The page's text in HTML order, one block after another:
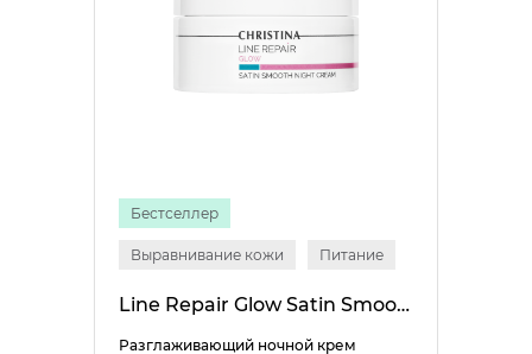
Бестселлер
Выравнивание кожи Питание
Line Repair Glow Satin Smooth Night Cream
Разглаживающий ночной крем